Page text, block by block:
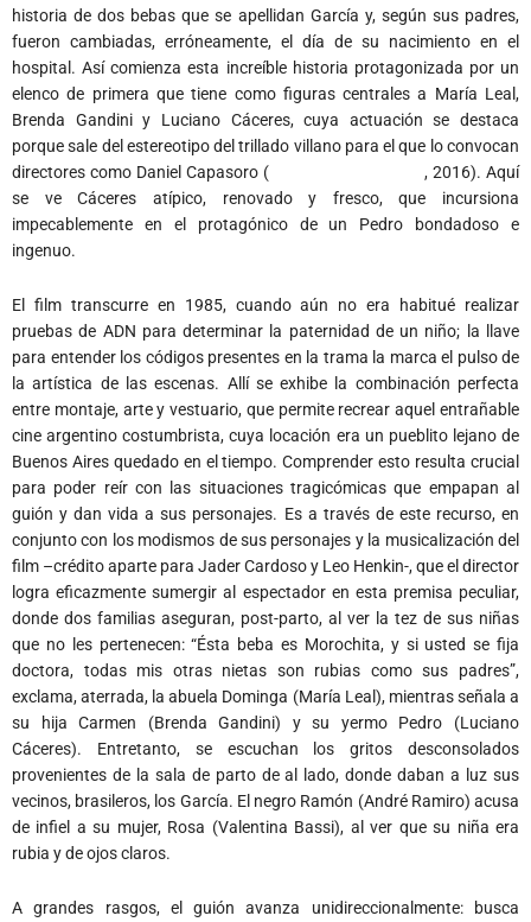
historia de dos bebas que se apellidan García y, según sus padres,
fueron cambiadas, erróneamente, el día de su nacimiento en el
hospital. Así comienza esta increíble historia protagonizada por un
elenco de primera que tiene como figuras centrales a María Leal,
Brenda Gandini y Luciano Cáceres, cuya actuación se destaca
porque sale del estereotipo del trillado villano para el que lo convocan
directores como Daniel Capasoro (
, 2016). Aquí
se ve Cáceres atípico, renovado y fresco, que incursiona
impecablemente en el protagónico de un Pedro bondadoso e
ingenuo.
El film transcurre en 1985, cuando aún no era habitué realizar
pruebas de ADN para determinar la paternidad de un niño; la llave
para entender los códigos presentes en la trama la marca el pulso de
la artística de las escenas. Allí se exhibe la combinación perfecta
entre montaje, arte y vestuario, que permite recrear aquel entrañable
cine argentino costumbrista, cuya locación era un pueblito lejano de
Buenos Aires quedado en el tiempo. Comprender esto resulta crucial
para poder reír con las situaciones tragicómicas que empapan al
guión y dan vida a sus personajes. Es a través de este recurso, en
conjunto con los modismos de sus personajes y la musicalización del
film –crédito aparte para Jader Cardoso y Leo Henkin-, que el director
logra eficazmente sumergir al espectador en esta premisa peculiar,
donde dos familias aseguran, post-parto, al ver la tez de sus niñas
que no les pertenecen: “Ésta beba es Morochita, y si usted se fija
doctora, todas mis otras nietas son rubias como sus padres”,
exclama, aterrada, la abuela Dominga (María Leal), mientras señala a
su hija Carmen (Brenda Gandini) y su yermo Pedro (Luciano
Cáceres). Entretanto, se escuchan los gritos desconsolados
provenientes de la sala de parto de al lado, donde daban a luz sus
vecinos, brasileros, los García. El negro Ramón (André Ramiro) acusa
de infiel a su mujer, Rosa (Valentina Bassi), al ver que su niña era
rubia y de ojos claros.
A grandes rasgos, el guión avanza unidireccionalmente: busca